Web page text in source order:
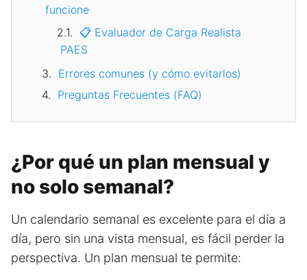
funcione
📋 Evaluador de Carga Realista
PAES
Errores comunes (y cómo evitarlos)
Preguntas Frecuentes (FAQ)
¿Por qué un plan mensual y
no solo semanal?
Un calendario semanal es excelente para el día a
día, pero sin una vista mensual, es fácil perder la
perspectiva. Un plan mensual te permite: